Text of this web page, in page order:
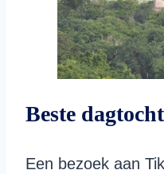
Beste
Een bezoek aan